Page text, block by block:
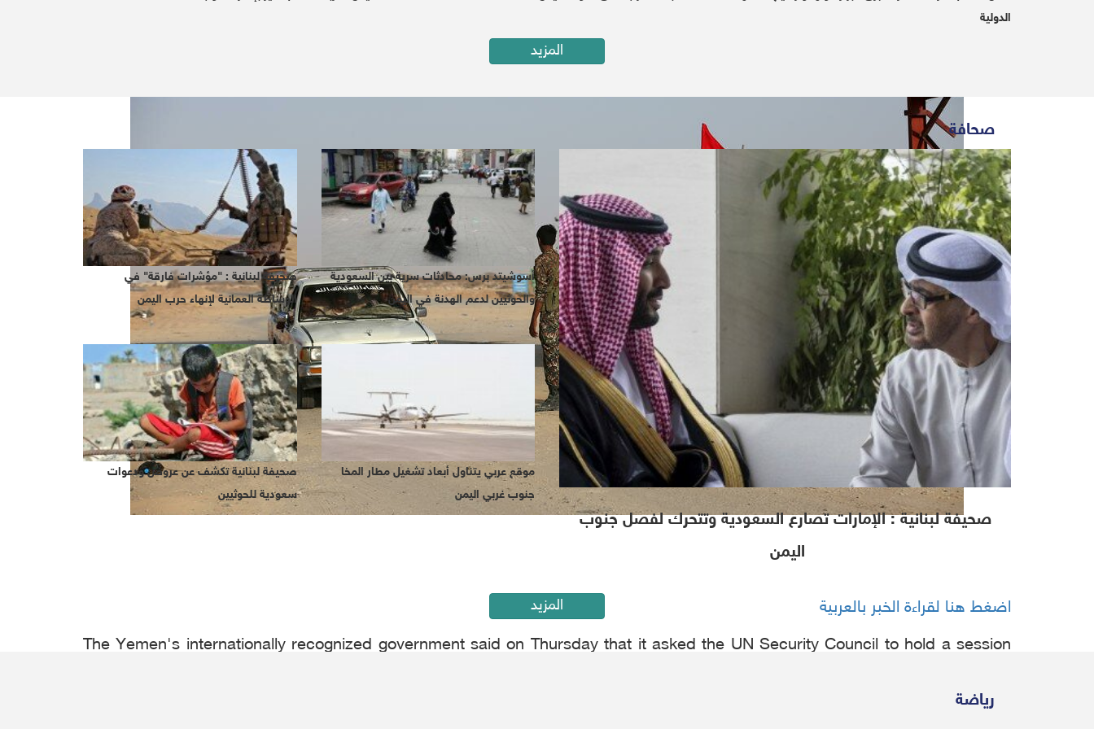
اضغط هنا لقراءة الخبر بالعربية
The Yemen's internationally recognized government said on Thursday that it asked the UN Security Council to hold a session
The deputy foreign minister in the Yemeni "legitimate" government, Mohammed Al-Hadhrami tweeted that his Government
الدولية
المزيد
صحافة
صحيفة لبنانية : الإمارات تصارع السعودية وتتحرك لفصل جنوب
اليمن
أسوشيتد برس: محادثات سرية بين السعودية
والحوثيين لدعم الهدنة في اليمن
صحيفة لبنانية : "مؤشرات فارقة" في
الوساطة العمانية لإنهاء حرب اليمن
موقع عربي يتناول أبعاد تشغيل مطار المخا
جنوب غربي اليمن
صحيفة لبنانية تكشف عن عروض ودعوات
سعودية للحوثيين
المزيد
رياضة